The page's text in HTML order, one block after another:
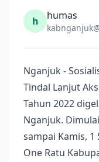
h humas
Nganjuk -
Tindal Lanjut
Tahun 2022
Nganjuk.
sampai Kamis,
One Ratu